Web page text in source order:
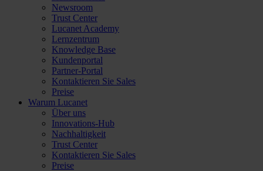
Newsroom
Trust Center
Lucanet Academy
Lernzentrum
Knowledge Base
Kundenportal
Partner-Portal
Kontaktieren Sie Sales
Preise
Warum Lucanet
Über uns
Innovations-Hub
Nachhaltigkeit
Trust Center
Kontaktieren Sie Sales
Preise